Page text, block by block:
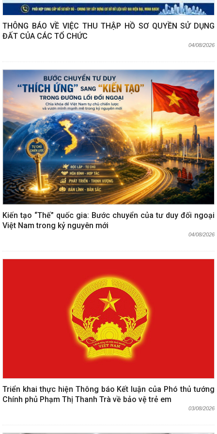
THÔNG BÁO VỀ VIỆC THU THẬP HỒ SƠ QUYỀN SỬ DỤNG
ĐẤT CỦA CÁC TỔ CHỨC
04/08/2026
Kiến tạo “Thế” quốc gia: Bước chuyển của tư duy đối ngoại
Việt Nam trong kỷ nguyên mới
04/08/2026
Triển khai thực hiện Thông báo Kết luận của Phó thủ tướng
Chính phủ Phạm Thị Thanh Trà về bảo vệ trẻ em
03/08/2026